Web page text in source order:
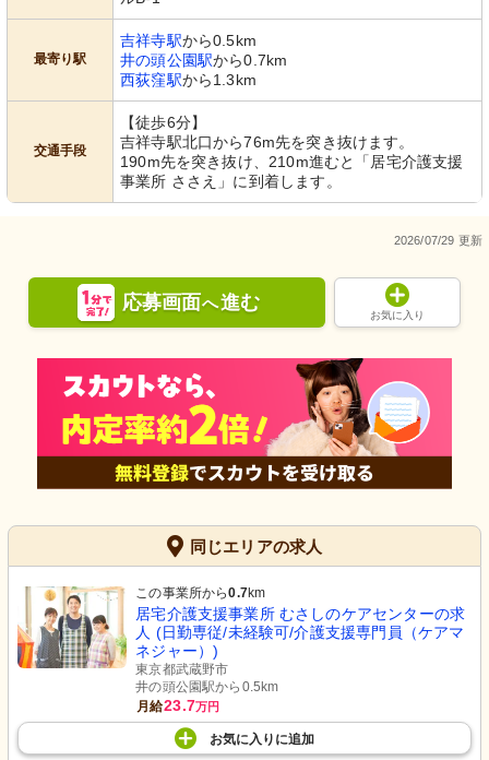
最寄り駅
吉祥寺駅から0.5km
井の頭公園駅から0.7km
西荻窪駅から1.3km
交通手段
【徒歩6分】
吉祥寺駅北口から76m先を突き抜けます。
190m先を突き抜け、210m進むと「居宅介護支援
事業所 ささえ」に到着します。
2026/07/29 更新
応募画面へ進む
お気に入り
同じエリアの求人
この事業所から0.7km
居宅介護支援事業所 むさしのケアセンターの求
人 (日勤専従/未経験可/介護支援専門員（ケアマ
ネジャー）)
東京都武蔵野市
井の頭公園駅から0.5km
月給23.7万円
お気に入り に追加